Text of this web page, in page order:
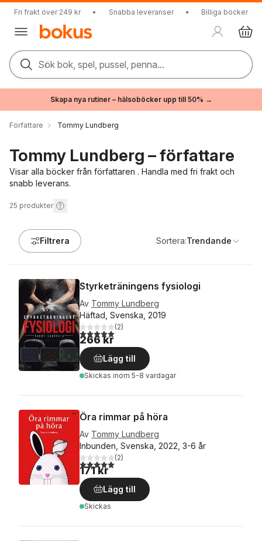
Fri frakt över 249 kr • Snabba leveranser • Billiga böcker
Sök bok, spel, pussel, penna...
Skapa nya rutiner – hälsoböcker upp till 50% →
Författare Tommy Lundberg
Tommy Lundberg – författare
Visar alla böcker från författaren . Handla med fri frakt och
snabb leverans.
25 produkter
Filtrera Sortera:Trendande
Styrketräningens fysiologi
Av Tommy Lundberg
Häftad, Svenska, 2019
5,0utav 5 stjärnor. Totalt antal röster:
(2)
266 kr
Lägg till
Skickas inom 5-8 vardagar
Öra rimmar på höra
Av Tommy Lundberg
Inbunden, Svenska, 2022, 3-6 år
5,0utav 5 stjärnor. Totalt antal röster:
(2)
171 kr
Lägg till
Skickas